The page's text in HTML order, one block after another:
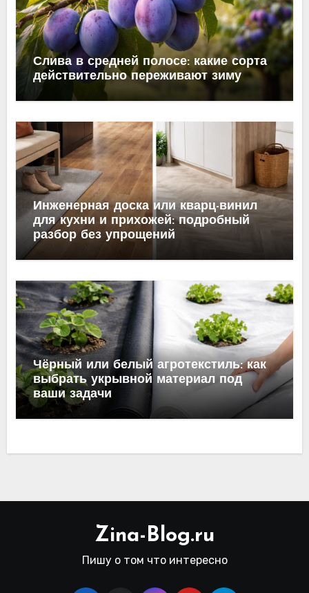
Слива в средней полосе: какие сорта
действительно переживают зиму
Инженерная доска или кварц-винил
для кухни и прихожей: подробный
разбор без упрощений
Чёрный или белый агротекстиль: как
выбрать укрывной материал под
ваши задачи
Zina-Blog.ru
Пишу о том что интересно